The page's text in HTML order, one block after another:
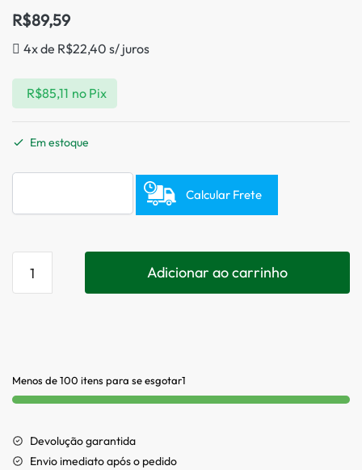
R$89,59
4x de R$22,40 s/ juros
R$85,11 no Pix
Em estoque
Calcular Frete
Adicionar ao carrinho
Menos de 100 itens para se esgotar1
Devolução garantida
Envio imediato após o pedido